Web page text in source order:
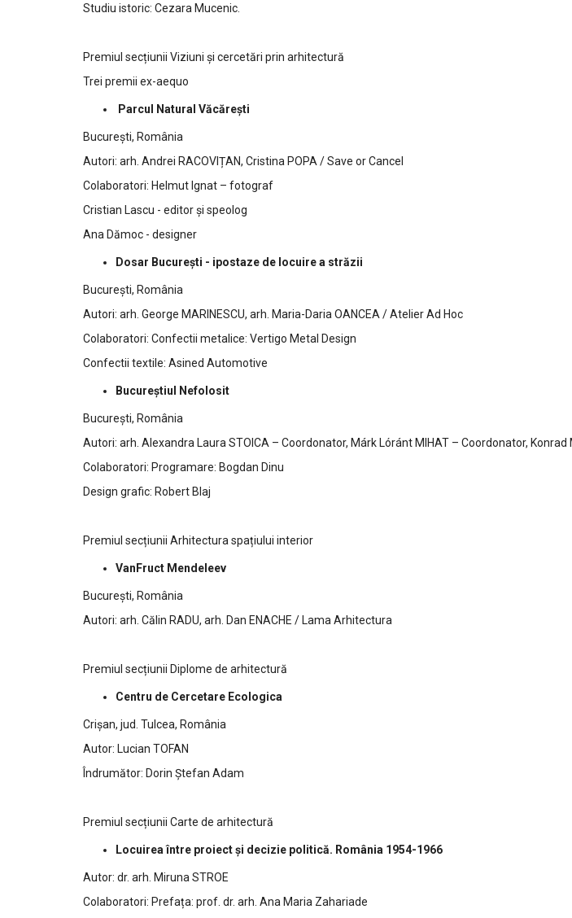
Studiu istoric: Cezara Mucenic.
Premiul secțiunii Viziuni și cercetări prin arhitectură
Trei premii ex-aequo
Parcul Natural Văcărești
București, România
Autori: arh. Andrei RACOVIȚAN, Cristina POPA / Save or Cancel
Colaboratori: Helmut Ignat – fotograf
Cristian Lascu - editor și speolog
Ana Dămoc - designer
Dosar București - ipostaze de locuire a străzii
București, România
Autori: arh. George MARINESCU, arh. Maria-Daria OANCEA / Atelier Ad Hoc
Colaboratori: Confectii metalice: Vertigo Metal Design
Confectii textile: Asined Automotive
Bucureștiul Nefolosit
București, România
Autori: arh. Alexandra Laura STOICA – Coordonator, Márk Lóránt MIHAT – Coordonator,
Colaboratori: Programare: Bogdan Dinu
Design grafic: Robert Blaj
Premiul secțiunii Arhitectura spațiului interior
VanFruct Mendeleev
București, România
Autori: arh. Călin RADU, arh. Dan ENACHE / Lama Arhitectura
Premiul secțiunii Diplome de arhitectură
Centru de Cercetare Ecologica
Crișan, jud. Tulcea, România
Autor: Lucian TOFAN
Îndrumător: Dorin Ștefan Adam
Premiul secțiunii Carte de arhitectură
Locuirea între proiect și decizie politică. România 1954-1966
Autor: dr. arh. Miruna STROE
Colaboratori: Prefața: prof. dr. arh. Ana Maria Zahariade